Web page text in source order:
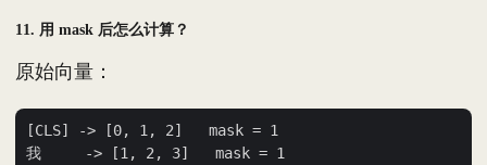
11. 用 mask 后怎么计算？
原始向量：
[CLS] -> [0, 1, 2]   mask = 1
我     -> [1, 2, 3]   mask = 1